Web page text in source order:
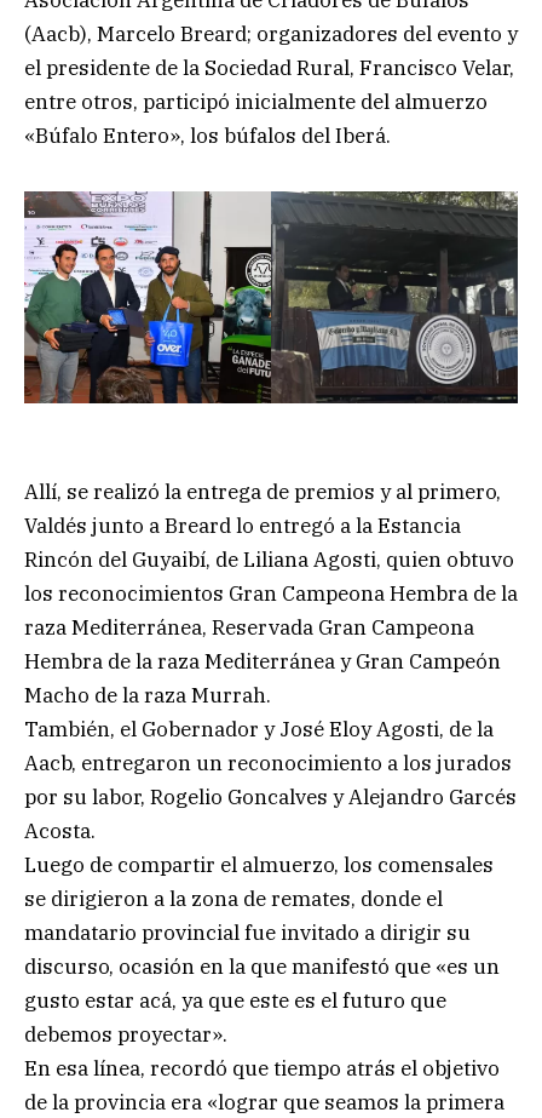
(Aacb), Marcelo Breard; organizadores del evento y
el presidente de la Sociedad Rural, Francisco Velar,
entre otros, participó inicialmente del almuerzo
«Búfalo Entero», los búfalos del Iberá.
Allí, se realizó la entrega de premios y al primero,
Valdés junto a Breard lo entregó a la Estancia
Rincón del Guyaibí, de Liliana Agosti, quien obtuvo
los reconocimientos Gran Campeona Hembra de la
raza Mediterránea, Reservada Gran Campeona
Hembra de la raza Mediterránea y Gran Campeón
Macho de la raza Murrah.
También, el Gobernador y José Eloy Agosti, de la
Aacb, entregaron un reconocimiento a los jurados
por su labor, Rogelio Goncalves y Alejandro Garcés
Acosta.
Luego de compartir el almuerzo, los comensales
se dirigieron a la zona de remates, donde el
mandatario provincial fue invitado a dirigir su
discurso, ocasión en la que manifestó que «es un
gusto estar acá, ya que este es el futuro que
debemos proyectar».
En esa línea, recordó que tiempo atrás el objetivo
de la provincia era «lograr que seamos la primera